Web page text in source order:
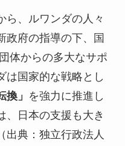
ら、ルワンダの人々
政府の指導の下、国
体からの多大なサポ
は国家的な戦略とし
換」 を強力に推進し
、日本の支援も大き
出典：独立行政法人